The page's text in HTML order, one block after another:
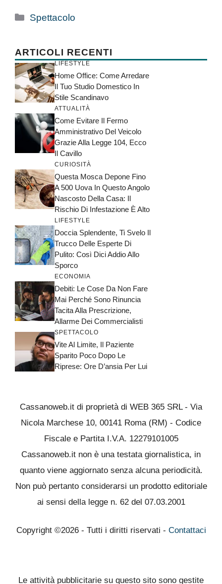
Categorie
Spettacolo
ARTICOLI RECENTI
LIFESTYLE
Home Office: Come Arredare
Il Tuo Studio Domestico In
Stile Scandinavo
ATTUALITÀ
Come Evitare Il Fermo
Amministrativo Del Veicolo
Grazie Alla Legge 104, Ecco
Il Cavillo
CURIOSITÀ
Questa Mosca Depone Fino
A 500 Uova In Questo Angolo
Nascosto Della Casa: Il
Rischio Di Infestazione È Alto
LIFESTYLE
Doccia Splendente, Ti Svelo Il
Trucco Delle Esperte Di
Pulito: Così Dici Addio Allo
Sporco
ECONOMIA
Debiti: Le Cose Da Non Fare
Mai Perché Sono Rinuncia
Tacita Alla Prescrizione,
Allarme Dei Commercialisti
SPETTACOLO
Vite Al Limite, Il Paziente
Sparito Poco Dopo Le
Riprese: Ore D’ansia Per Lui
Cassanoweb.it di proprietà di WEB 365 SRL - Via
Nicola Marchese 10, 00141 Roma (RM) - Codice
Fiscale e Partita I.V.A. 12279101005
Cassanoweb.it non è una testata giornalistica, in
quanto viene aggiornato senza alcuna periodicità.
Non può pertanto considerarsi un prodotto editoriale
ai sensi della legge n. 62 del 07.03.2001
Copyright ©2026 - Tutti i diritti riservati - Contattaci
Le attività pubblicitarie su questo sito sono gestite